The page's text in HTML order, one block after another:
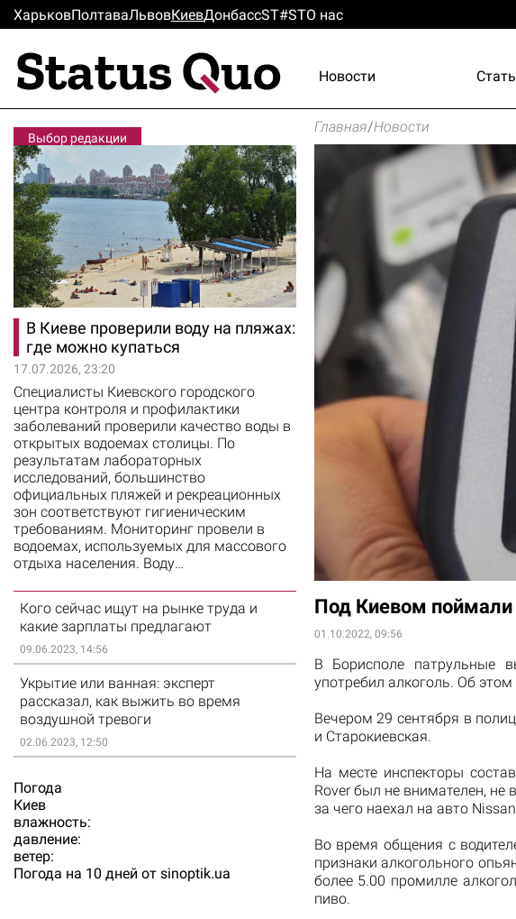
ХарьковПолтаваЛьвовКиевДонбассST#STО нас
Новости
Выбор редакции
В Киеве проверили воду на пляжах:
где можно купаться
17.07.2026, 23:20
Специалисты Киевского городского
центра контроля и профилактики
заболеваний проверили качество воды в
открытых водоемах столицы. По
результатам лабораторных
исследований, большинство
официальных пляжей и рекреационных
зон соответствуют гигиеническим
требованиям. Мониторинг провели в
водоемах, используемых для массового
отдыха населения. Воду…
Кого сейчас ищут на рынке труда и
какие зарплаты предлагают
09.06.2023, 14:56
Укрытие или ванная: эксперт
рассказал, как выжить во время
воздушной тревоги
02.06.2023, 12:50
Погода
Киев
влажность:
давление:
ветер:
Погода на 10 дней от sinoptik.ua
Главная/Новости
Под Киевом поймали
01.10.2022, 09:56
В Борисполе патрульные
употребил алкоголь. Об
Вечером 29 сентября в
и Старокиевская.
На месте инспекторы
Rover был не внимателен, не
за чего наехал на авто
Во время общения с
признаки алкогольного
более 5.00 промилле
пиво.